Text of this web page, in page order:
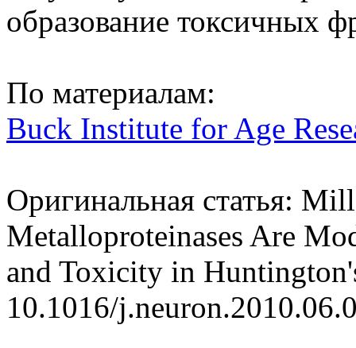
образование токсичных
По материалам:
Buck Institute for Age
Оригинальная статья:
Metalloproteinases Are
and Toxicity in
10.1016/